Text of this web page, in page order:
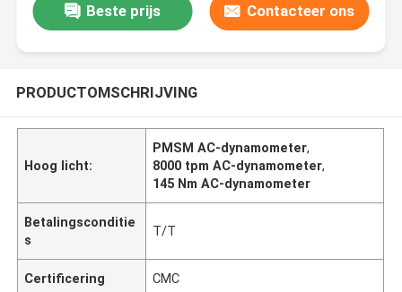
Beste prijs Contacteer ons
PRODUCTOMSCHRIJVING
Hoog licht:
PMSM AC-dynamometer,
8000 tpm AC-dynamometer,
145 Nm AC-dynamometer
Betalingsconditie
s
T/T
Certificering CMC